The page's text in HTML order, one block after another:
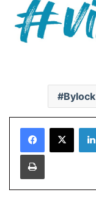
Bylock
Yazdır